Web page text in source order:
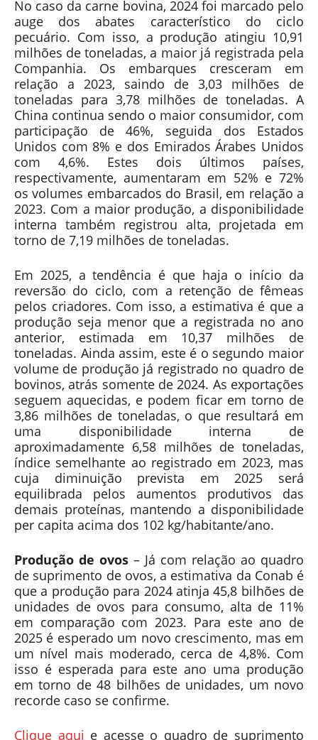
No caso da carne bovina, 2024 foi marcado pelo
auge dos abates característico do ciclo
pecuário. Com isso, a produção atingiu 10,91
milhões de toneladas, a maior já registrada pela
Companhia. Os embarques cresceram em
relação a 2023, saindo de 3,03 milhões de
toneladas para 3,78 milhões de toneladas. A
China continua sendo o maior consumidor, com
participação de 46%, seguida dos Estados
Unidos com 8% e dos Emirados Árabes Unidos
com 4,6%. Estes dois últimos países,
respectivamente, aumentaram em 52% e 72%
os volumes embarcados do Brasil, em relação a
2023. Com a maior produção, a disponibilidade
interna também registrou alta, projetada em
torno de 7,19 milhões de toneladas.
Em 2025, a tendência é que haja o início da
reversão do ciclo, com a retenção de fêmeas
pelos criadores. Com isso, a estimativa é que a
produção seja menor que a registrada no ano
anterior, estimada em 10,37 milhões de
toneladas. Ainda assim, este é o segundo maior
volume de produção já registrado no quadro de
bovinos, atrás somente de 2024. As exportações
seguem aquecidas, e podem ficar em torno de
3,86 milhões de toneladas, o que resultará em
uma disponibilidade interna de
aproximadamente 6,58 milhões de toneladas,
índice semelhante ao registrado em 2023, mas
cuja diminuição prevista em 2025 será
equilibrada pelos aumentos produtivos das
demais proteínas, mantendo a disponibilidade
per capita acima dos 102 kg/habitante/ano.
Produção de ovos – Já com relação ao quadro
de suprimento de ovos, a estimativa da Conab é
que a produção para 2024 atinja 45,8 bilhões de
unidades de ovos para consumo, alta de 11%
em comparação com 2023. Para este ano de
2025 é esperado um novo crescimento, mas em
um nível mais moderado, cerca de 4,8%. Com
isso é esperada para este ano uma produção
em torno de 48 bilhões de unidades, um novo
recorde caso se confirme.
Clique aqui e acesse o quadro de suprimento